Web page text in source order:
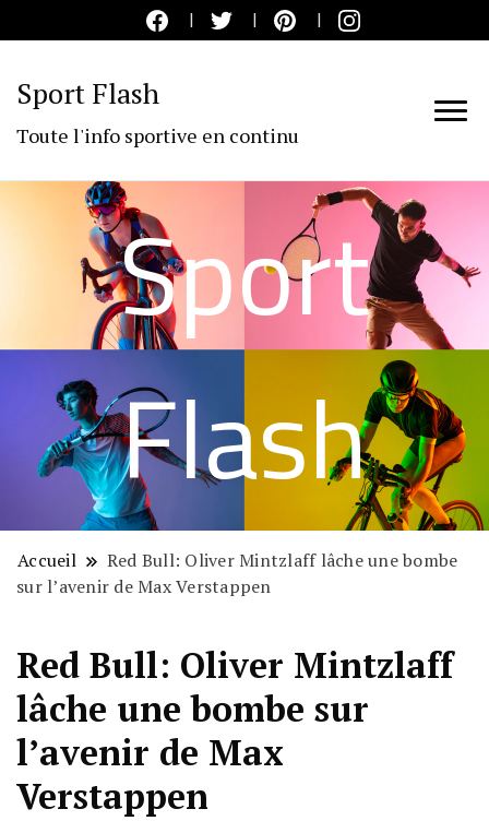
Sport Flash
Toute l'info sportive en continu
Sport
Flash
Accueil
Red Bull: Oliver Mintzlaff lâche une bombe
sur l’avenir de Max Verstappen
Red Bull: Oliver Mintzlaff
lâche une bombe sur
l’avenir de Max
Verstappen